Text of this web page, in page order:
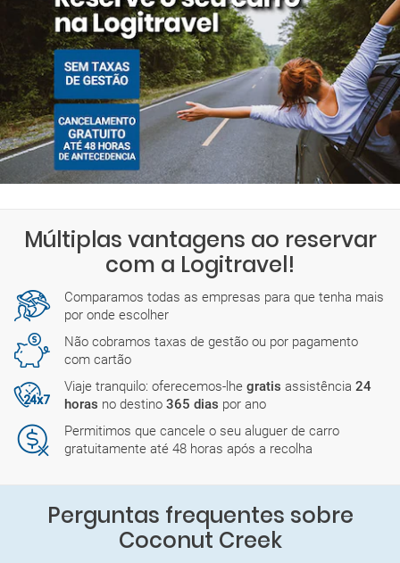
Múltiplas vantagens ao reservar
com a Logitravel!
Comparamos todas as empresas para que tenha mais
por onde escolher
Não cobramos taxas de gestão ou por pagamento
com cartão
Viaje tranquilo: oferecemos-lhe gratis assistência 24
horas no destino 365 dias por ano
Permitimos que cancele o seu aluguer de carro
gratuitamente até 48 horas após a recolha
Perguntas frequentes sobre
Coconut Creek